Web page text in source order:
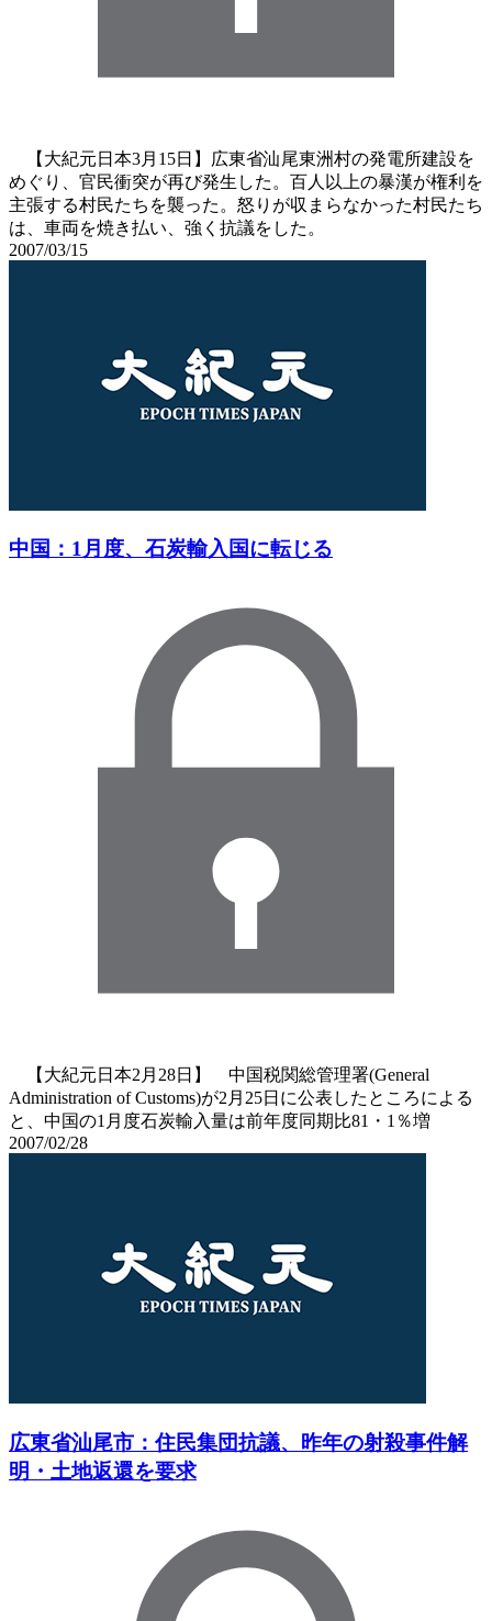
【大紀元日本3月15日】広東省汕尾東洲村の発電所建設を
めぐり、官民衝突が再び発生した。百人以上の暴漢が権利を
主張する村民たちを襲った。怒りが収まらなかった村民たち
は、車両を焼き払い、強く抗議をした。
2007/03/15
中国：1月度、石炭輸入国に転じる
【大紀元日本2月28日】 中国税関総管理署(General
Administration of Customs)が2月25日に公表したところによる
と、中国の1月度石炭輸入量は前年度同期比81・1％増
2007/02/28
広東省汕尾市：住民集団抗議、昨年の射殺事件解
明・土地返還を要求